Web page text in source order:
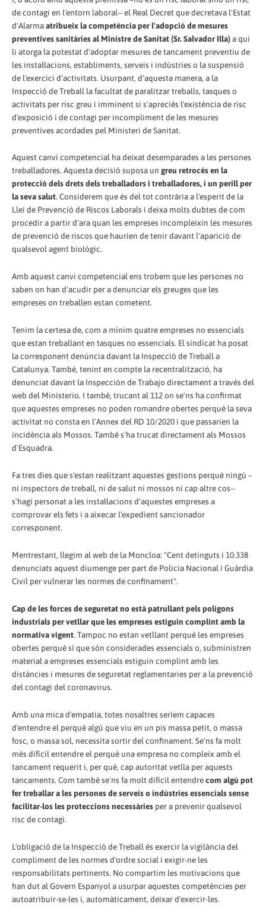
de contagi en l'entorn laboral-- el Real Decret que decretava l'Estat
d'Alarmaatribueix la competència per l'adopció de mesures
preventives sanitàries al Ministre de Sanitat (Sr. Salvador Illa)a qui
li atorga la potestat d'adoptar mesures de tancament preventiu de
les instal·lacions, establiments, serveis i indústries o la suspensió
de l'exercici d'activitats. Usurpant, d'aquesta manera, a la
Inspecció de Treball la facultat de paralitzar treballs, tasques o
activitats per risc greu i imminent si s'apreciés l'existència de risc
d'exposició i de contagi per incompliment de les mesures
preventives acordades pel Ministeri de Sanitat.
Aquest canvi competencial ha deixat desemparades a les persones
treballadores. Aquesta decisió suposa un greu retrocés en la
protecció dels drets dels treballadors i treballadores, i un perill per
la seva salut. Considerem que és del tot contrària a l'esperit de la
Llei de Prevenció de Riscos Laborals i deixa molts dubtes de com
procedir a partir d'ara quan les empreses incompleixin les mesures
de prevenció de riscos que haurien de tenir davant l'aparició de
qualsevol agent biològic.
Amb aquest canvi competencial ens trobem que les persones no
saben on han d'acudir per a denunciar els greuges que les
empreses on treballen estan cometent.
Tenim la certesa de, com a mínim quatre empreses no essencials
que estan treballant en tasques no essencials. El sindicat ha posat
la corresponent denúncia davant la Inspecció de Treball a
Catalunya. També, tenint en compte la recentralització, ha
denunciat davant la Inspección de Trabajo directament a través del
web del Ministerio. I també, trucant al 112 on se'ns ha confirmat
que aquestes empreses no poden romandre obertes perquè la seva
activitat no consta en l'Annex del RD 10/2020 i que passarien la
incidència als Mossos. També s'ha trucat directament als Mossos
d'Esquadra.
Fa tres dies que s'estan realitzant aquestes gestions perquè ningú –
ni inspectors de treball, ni de salut ni mossos ni cap altre cos--
s'hagi personat a les instal·lacions d'aquestes empreses a
comprovar els fets i a aixecar l'expedient sancionador
corresponent.
Mentrestant, llegim al web de la Moncloa: "Cent detinguts i 10.338
denunciats aquest diumenge per part de Policia Nacional i Guàrdia
Civil per vulnerar les normes de confinament".
Cap de les forces de seguretat no està patrullant pels polígons
industrials per vetllar que les empreses estiguin complint amb la
normativa vigent. Tampoc no estan vetllant perquè les empreses
obertes perquè sí que són considerades essencials o, subministren
material a empreses essencials estiguin complint amb les
distàncies i mesures de seguretat reglamentaries per a la prevenció
del contagi del coronavirus.
Amb una mica d'empatia, totes nosaltres seríem capaces
d'entendre el perquè algú que viu en un pis massa petit, o massa
fosc, o massa sol, necessita sortir del confinament. Se'ns fa molt
més difícil entendre el perquè una empresa no compleix amb el
tancament requerit i, per què, cap autoritat vetlla per aquests
tancaments. Com també se'ns fa molt difícil entendrecom algú pot
fer treballar a les persones de serveis o indústries essencials sense
facilitar-los les proteccions necessàries per a prevenir qualsevol
risc de contagi.
L'obligació de la Inspecció de Treball és exercir la vigilància del
compliment de les normes d'ordre social i exigir-ne les
responsabilitats pertinents. No compartim les motivacions que
han dut al Govern Espanyol a usurpar aquestes competències per
autoatribuir-se-les i, automàticament, deixar d'exercir-les.